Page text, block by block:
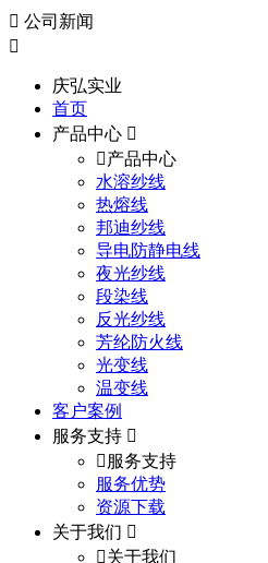
公司新闻
庆弘实业
首页
产品中心
产品中心
水溶纱线
热熔线
邦迪纱线
导电防静电线
夜光纱线
段染线
反光纱线
芳纶防火线
光变线
温变线
客户案例
服务支持
服务支持
服务优势
资源下载
关于我们
关于我们